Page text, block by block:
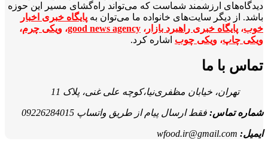
دیدگاه‌های ارزشمند شماست که می‌تواند راه‌گشای مسیر این حوزه
باشد. از دیگر سایت‌های خانواده ما می‌توان به پایگاه خبری اخبار
خوب، پایگاه خبری راهبرد بازار ، good news agency، ویکی چرم،
ویکی چاپ، ویکی چوب اشاره کرد.
تماس با ما
تهران، خیابان مظفری‌نیا،کوچه علی غنی، پلاک 11
شماره تماس: فقط ارسال پیام از طریق واتساپ 09226284015
ایمیل: wfood.ir@gmail.com